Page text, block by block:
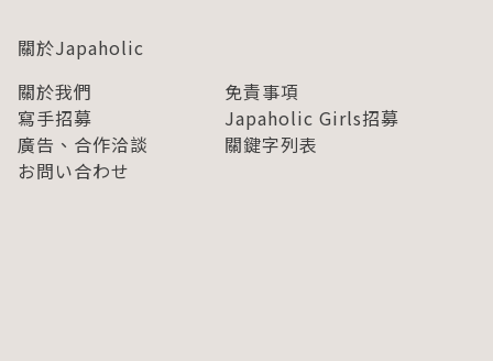
關於Japaholic
關於我們
免責事項
寫手招募
Japaholic Girls招募
廣告、合作洽談
關鍵字列表
お問い合わせ